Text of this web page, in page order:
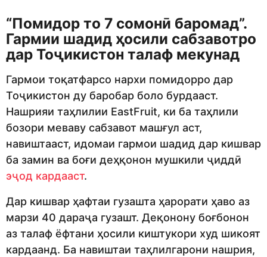
“Помидор то 7 сомонӣ баромад”.
Гармии шадид ҳосили сабзавотро
дар Тоҷикистон талаф мекунад
Гармои тоқатфарсо нархи помидорро дар
Тоҷикистон ду баробар боло бурдааст.
Нашрияи таҳлилии EastFruit, ки ба таҳлили
бозори меваву сабзавот машғул аст,
навиштааст, идомаи гармои шадид дар кишвар
ба замин ва боғи деҳқонон мушкили ҷиддӣ
эҷод кардааст.
Дар кишвар ҳафтаи гузашта ҳарорати ҳаво аз
марзи 40 дараҷа гузашт. Деқонону боғбонон
аз талаф ёфтани ҳосили киштукори худ шикоят
кардаанд. Ба навиштаи таҳлилгарони нашрия,